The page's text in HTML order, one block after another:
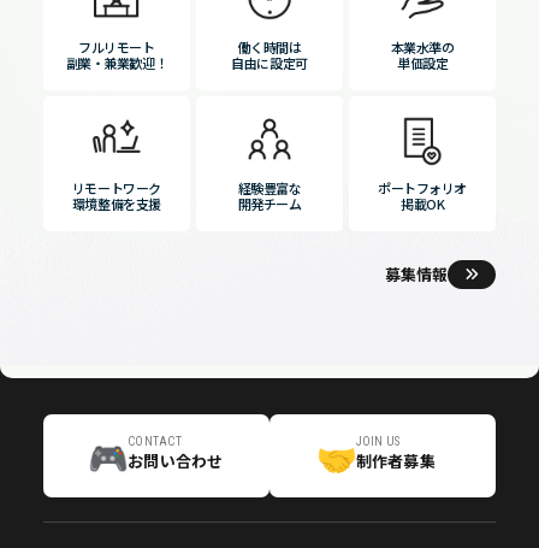
フルリモート
副業・兼業歓迎！
働く時間は
自由に設定可
本業水準の
単価設定
リモートワーク
環境整備を支援
経験豊富な
開発チーム
ポートフォリオ
掲載OK
募集情報
お問い合わせ 制作者募集